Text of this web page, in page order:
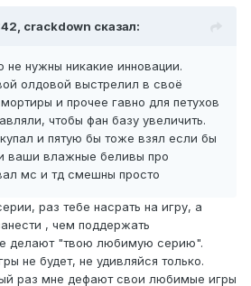
crackdown сказал:
нужны никакие инновации.
олдовой выстрелил в своё
и прочее гавно для петухов
чтобы фан базу увеличить.
и пятую бы тоже взял если бы
ваши влажные беливы про
мс и тд смешны просто
раз тебе насрать на игру, а
, чем поддержать
делают "твою любимую серию".
не будет, не удивляйся только.
раз мне дефают свои любимые игры